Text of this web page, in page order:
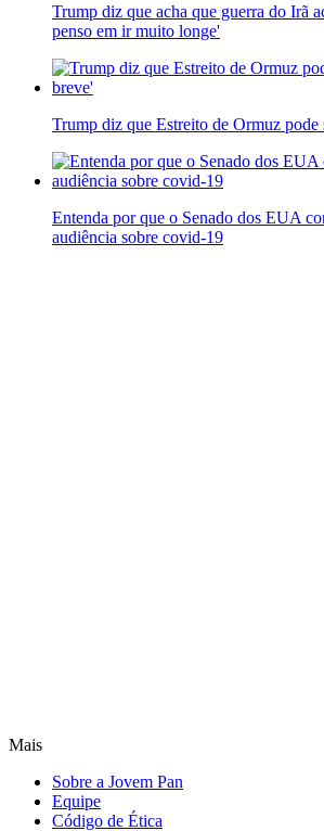
Trump diz que acha que guerra do Irã
penso em ir muito longe'
Trump diz que Estreito de Ormuz pode
Entenda por que o Senado dos EUA
audiência sobre covid-19
Mais
Sobre a Jovem Pan
Equipe
Código de Ética